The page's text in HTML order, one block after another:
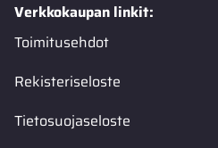
Verkkokaupan linkit:
Toimitusehdot
Rekisteriseloste
Tietosuojaseloste